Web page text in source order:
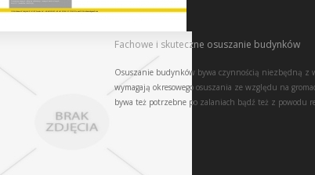
Fachowe i skuteczne osuszanie budynków
Osuszanie budynków bywa czynnością niezbędną z
wymagają okresowego osuszania ze względu na
bywa też potrzebne po zalaniach bądź też z powodu